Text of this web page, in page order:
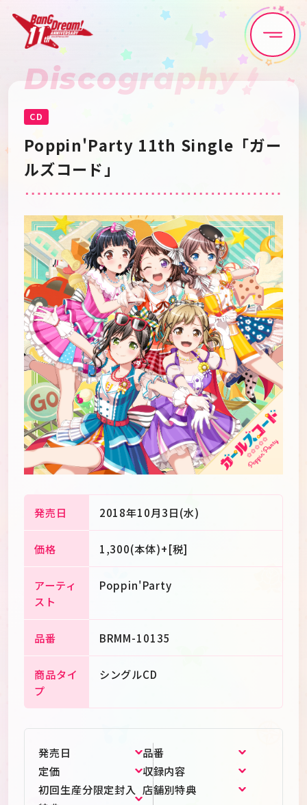
Home News
Live•Event
Artist
Schedule About
Goods
JPEN
Discography
CD
Poppin'Party 11th Single「ガー
ルズコード」
発売日 2018年10月3日(水)
価格 1,300(本体)+[税]
アーティ
スト
Poppin'Party
品番 BRMM-10135
商品タイ
プ
シングルCD
発売日
品番
定価
収録内容
初回生産分限定封入 店舗別特典